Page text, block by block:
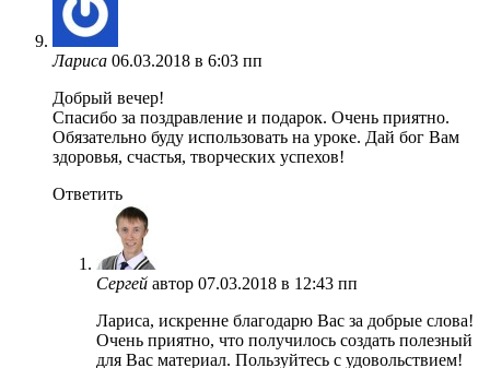
Лариса 06.03.2018 в 6:03 пп
Добрый вечер!
Спасибо за поздравление и подарок. Очень приятно.
Обязательно буду использовать на уроке. Дай бог Вам
здоровья, счастья, творческих успехов!
Ответить
Сергей автор 07.03.2018 в 12:43 пп
Лариса, искренне благодарю Вас за добрые слова!
Очень приятно, что получилось создать полезный
для Вас материал. Пользуйтесь с удовольствием!